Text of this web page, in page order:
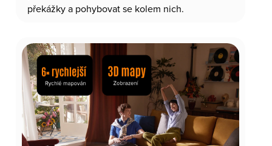
překážky a pohybovat se kolem nich.